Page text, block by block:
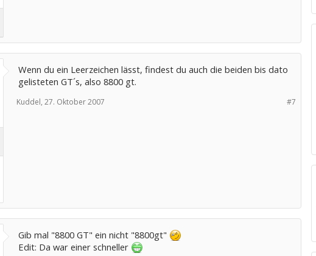
Wenn du ein Leerzeichen lässt, findest du auch die beiden bis dato
gelisteten GT´s, also 8800 gt.
#7
Kuddel, 27. Oktober 2007
Gib mal "8800 GT" ein nicht "8800gt"
Edit: Da war einer schneller